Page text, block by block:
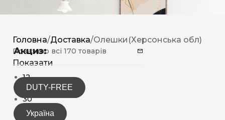
Акциз:
DUTY-FREE
Україна
Головна/Доставка/Олешки(Херсонська обл)
Показано всі 170 товарів
Показати
12
15
30